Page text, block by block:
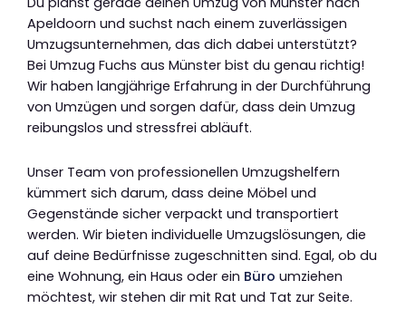
Apeldoorn und suchst nach einem zuverlässigen
Umzugsunternehmen, das dich dabei unterstützt?
Bei Umzug Fuchs aus Münster bist du genau richtig!
Wir haben langjährige Erfahrung in der Durchführung
von Umzügen und sorgen dafür, dass dein Umzug
reibungslos und stressfrei abläuft.
Unser Team von professionellen Umzugshelfern
kümmert sich darum, dass deine Möbel und
Gegenstände sicher verpackt und transportiert
werden. Wir bieten individuelle Umzugslösungen, die
auf deine Bedürfnisse zugeschnitten sind. Egal, ob du
eine Wohnung, ein Haus oder ein Büro umziehen
möchtest, wir stehen dir mit Rat und Tat zur Seite.